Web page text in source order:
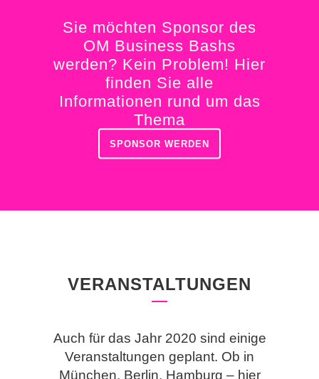
Sie möchten Sponsor des
OM Business Bashs
werden? Kein Problem! Hier
finden Sie alle
Informationen rund um das
Thema
SPONSOR WERDEN
VERANSTALTUNGEN
Auch für das Jahr 2020 sind einige
Veranstaltungen geplant. Ob in
München, Berlin, Hamburg – hier